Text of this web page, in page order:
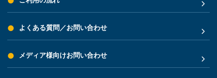
よくある質問／お問い合わせ
メディア様向けお問い合わせ